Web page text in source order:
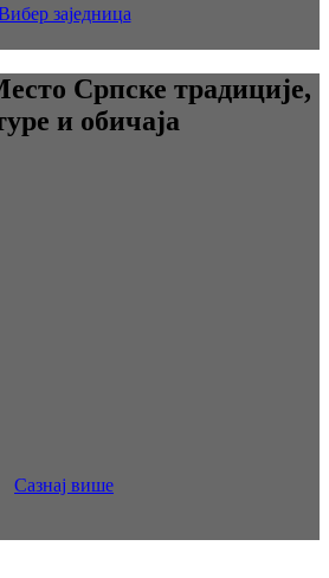
заједница
Српске традиције,
и обичаја
Сазнај више